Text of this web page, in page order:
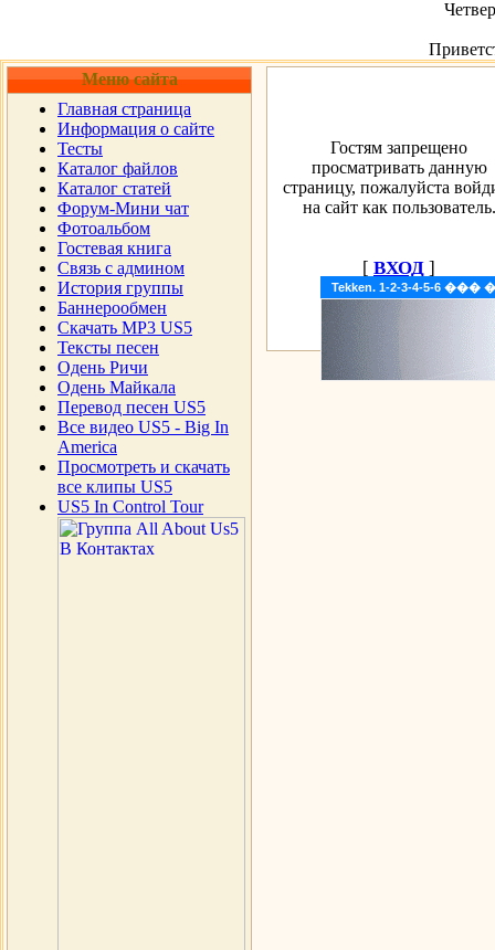
Меню сайта
Главная страница
Информация о сайте
Тесты
Каталог файлов
Каталог статей
Форум-Мини чат
Фотоальбом
Гостевая книга
Cвязь с админом
История группы
Баннерообмен
Скачать MP3 US5
Тексты песен
Одень Ричи
Одень Майкала
Перевод песен US5
Все видео US5 - Big In
America
Просмотреть и скачать
все клипы US5
US5 In Control Tour
Tekken. 1-2-3-4-5-6
Гостям запрещено
просматривать данную
страницу, пожалуйста
на сайт как пользователь.
[ ВХОД ]